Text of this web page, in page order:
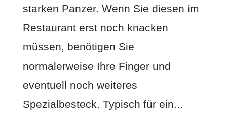
starken Panzer. Wenn Sie diesen im
Restaurant erst noch knacken
müssen, benötigen Sie
normalerweise Ihre Finger und
eventuell noch weiteres
Spezialbesteck. Typisch für ein...